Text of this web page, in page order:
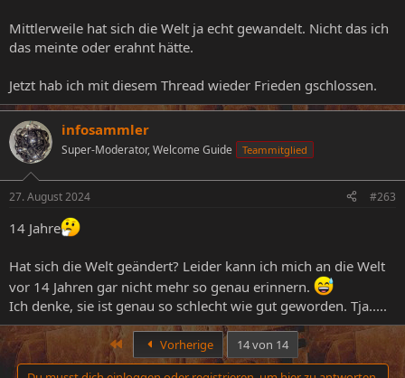
Mittlerweile hat sich die Welt ja echt gewandelt. Nicht das ich
das meinte oder erahnt hätte.
Jetzt hab ich mit diesem Thread wieder Frieden gschlossen.
infosammler
Super-Moderator, Welcome Guide Teammitglied
27. August 2024 #263
14 Jahre
Hat sich die Welt geändert? Leider kann ich mich an die Welt
vor 14 Jahren gar nicht mehr so genau erinnern.
Ich denke, sie ist genau so schlecht wie gut geworden. Tja.....
Erste Vorherige
14 von 14